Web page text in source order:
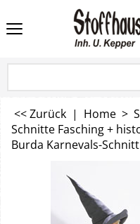
<< Zurück | Home >
Schnitte Fasching +
Burda Karnevals-